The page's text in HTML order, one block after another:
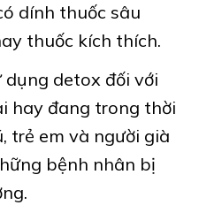
dính thuốc sâu
thuốc kích thích.
dụng detox đối với
hay đang trong thời
trẻ em và người già
bệnh nhân bị